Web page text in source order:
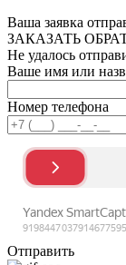
Ваша заявка
ЗАКАЗАТЬ
Не удалось
Ваше имя или
Номер телефона
Отправить